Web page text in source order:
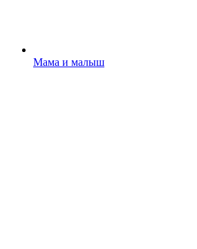
Мама и малыш